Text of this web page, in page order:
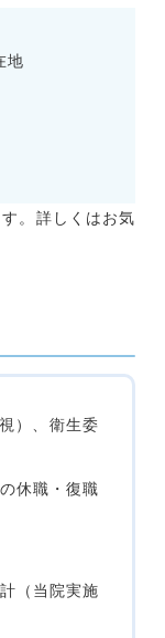
地
。詳しくはお気
）、衛生委
休職・復職
（当院実施